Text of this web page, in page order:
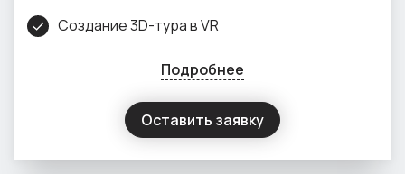
Создание 3D-тура в VR
Подробнее
Оставить заявку